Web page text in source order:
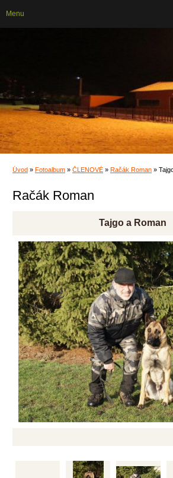
Úvod » Fotoalbum » ČLENOVÉ » Račák Roman »
Račák Roman
Tajgo a Roman
Menu